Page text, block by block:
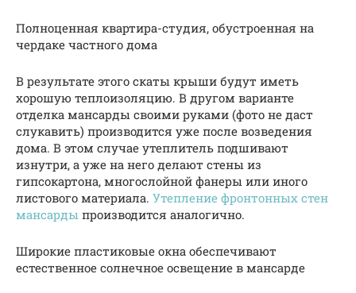
Полноценная квартира-студия, обустроенная на
чердаке частного дома
В результате этого скаты крыши будут иметь
хорошую теплоизоляцию. В другом варианте
отделка мансарды своими руками (фото не даст
слукавить) производится уже после возведения
дома. В этом случае утеплитель подшивают
изнутри, а уже на него делают стены из
гипсокартона, многослойной фанеры или иного
листового материала. Утепление фронтонных стен
мансарды производится аналогично.
Широкие пластиковые окна обеспечивают
естественное солнечное освещение в мансарде